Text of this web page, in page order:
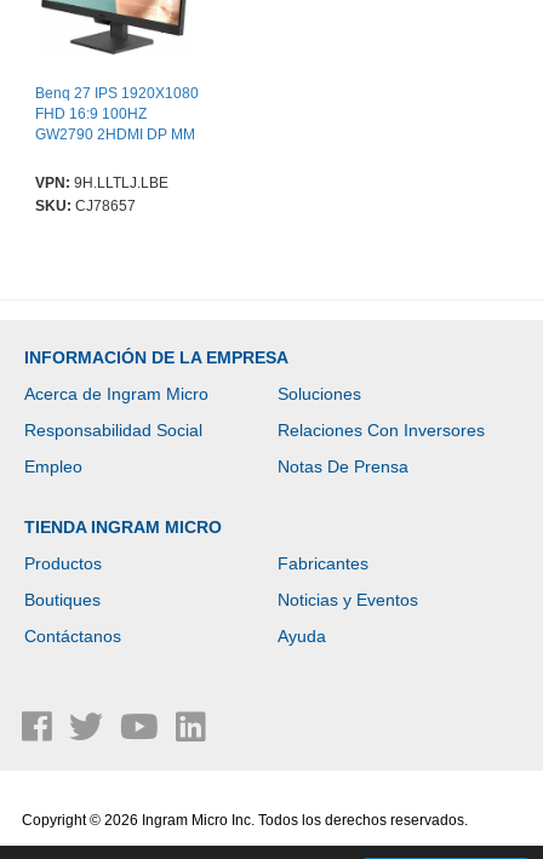
Benq 27 IPS 1920X1080
FHD 16:9 100HZ
GW2790 2HDMI DP MM
VPN: 9H.LLTLJ.LBE
SKU: CJ78657
INFORMACIÓN DE LA EMPRESA
Acerca de Ingram Micro
Soluciones
Responsabilidad Social
Relaciones Con Inversores
Empleo
Notas De Prensa
TIENDA INGRAM MICRO
Productos
Fabricantes
Boutiques
Noticias y Eventos
Contáctanos
Ayuda
Copyright © 2026 Ingram Micro Inc. Todos los derechos reservados.